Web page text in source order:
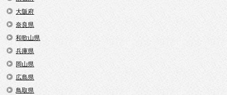
大阪府
奈良県
和歌山県
兵庫県
岡山県
広島県
鳥取県